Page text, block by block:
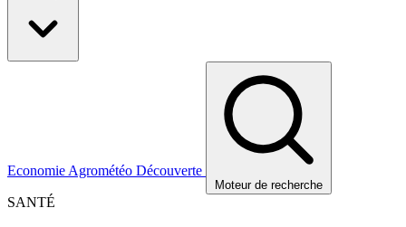
Economie Agrométéo Découverte
Moteur de recherche
SANTÉ